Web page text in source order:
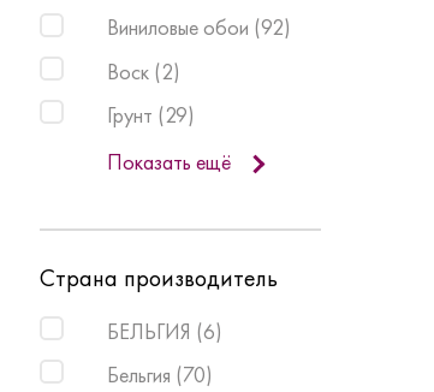
Виниловые обои (92)
Воск (2)
Грунт (29)
Показать ещё
Страна производитель
БЕЛЬГИЯ (6)
Бельгия (70)